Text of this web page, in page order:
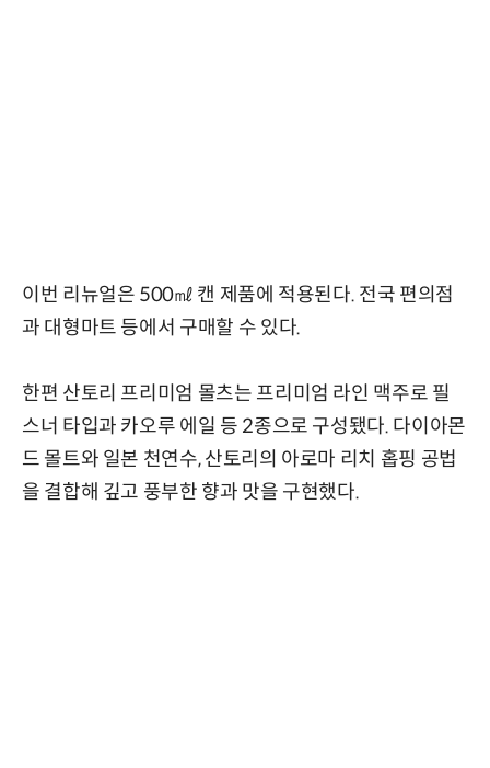
이번 리뉴얼은 500㎖ 캔 제품에 적용된다. 전국 편의점
과 대형마트 등에서 구매할 수 있다.
한편 산토리 프리미엄 몰츠는 프리미엄 라인 맥주로 필
스너 타입과 카오루 에일 등 2종으로 구성됐다. 다이아몬
드 몰트와 일본 천연수, 산토리의 아로마 리치 홉핑 공법
을 결합해 깊고 풍부한 향과 맛을 구현했다.